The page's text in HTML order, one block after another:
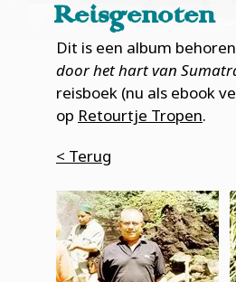
Reisgenoten
Dit is een album
door het hart van
reisboek (nu als ebook
op Retourtje Tropen.
< Terug